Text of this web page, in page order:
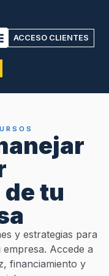
ACCESO CLIENTES
tu
y estrategias para
Accede a
financiamiento y